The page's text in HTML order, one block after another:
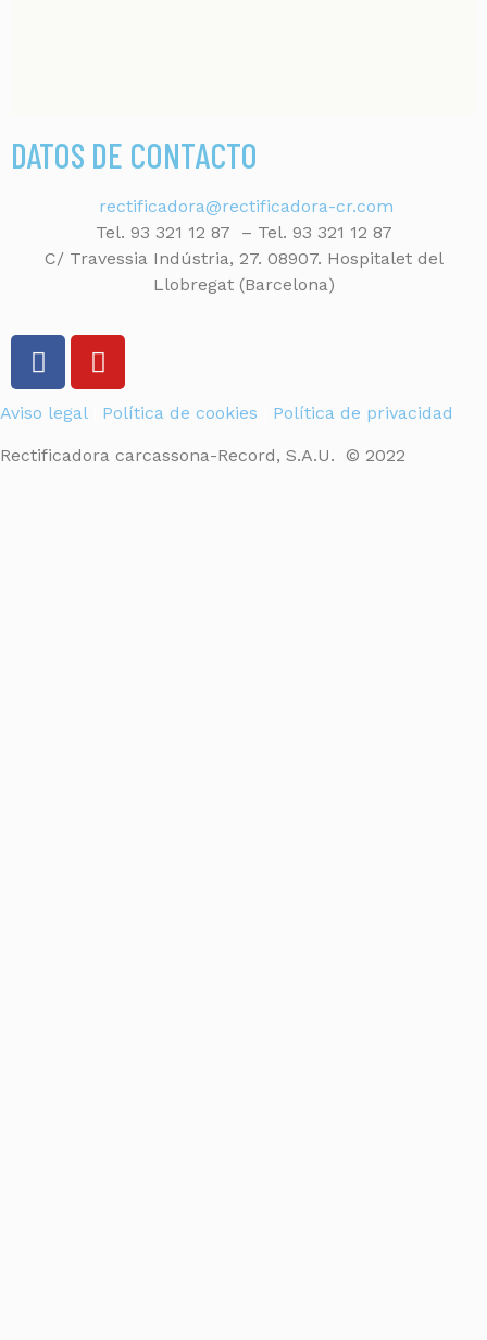
DATOS DE CONTACTO
rectificadora@rectificadora-cr.com
Tel. 93 321 12 87 – Tel. 93 321 12 87
C/ Travessia Indústria, 27. 08907. Hospitalet del
Llobregat (Barcelona)
Aviso legal Política de cookies Política de privacidad
Rectificadora carcassona-Record, S.A.U. © 2022